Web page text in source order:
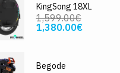
KingSong 18XL
1,599.00€
1,380.00€
Begode